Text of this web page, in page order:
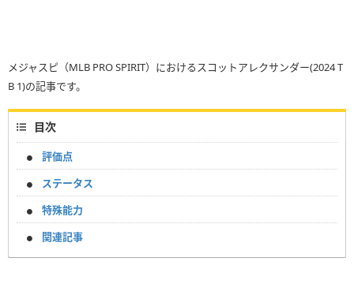
メジャスピ（MLB PRO SPIRIT）におけるスコットアレクサンダー(2024 T
B 1)の記事です。
目次
評価点
ステータス
特殊能力
関連記事